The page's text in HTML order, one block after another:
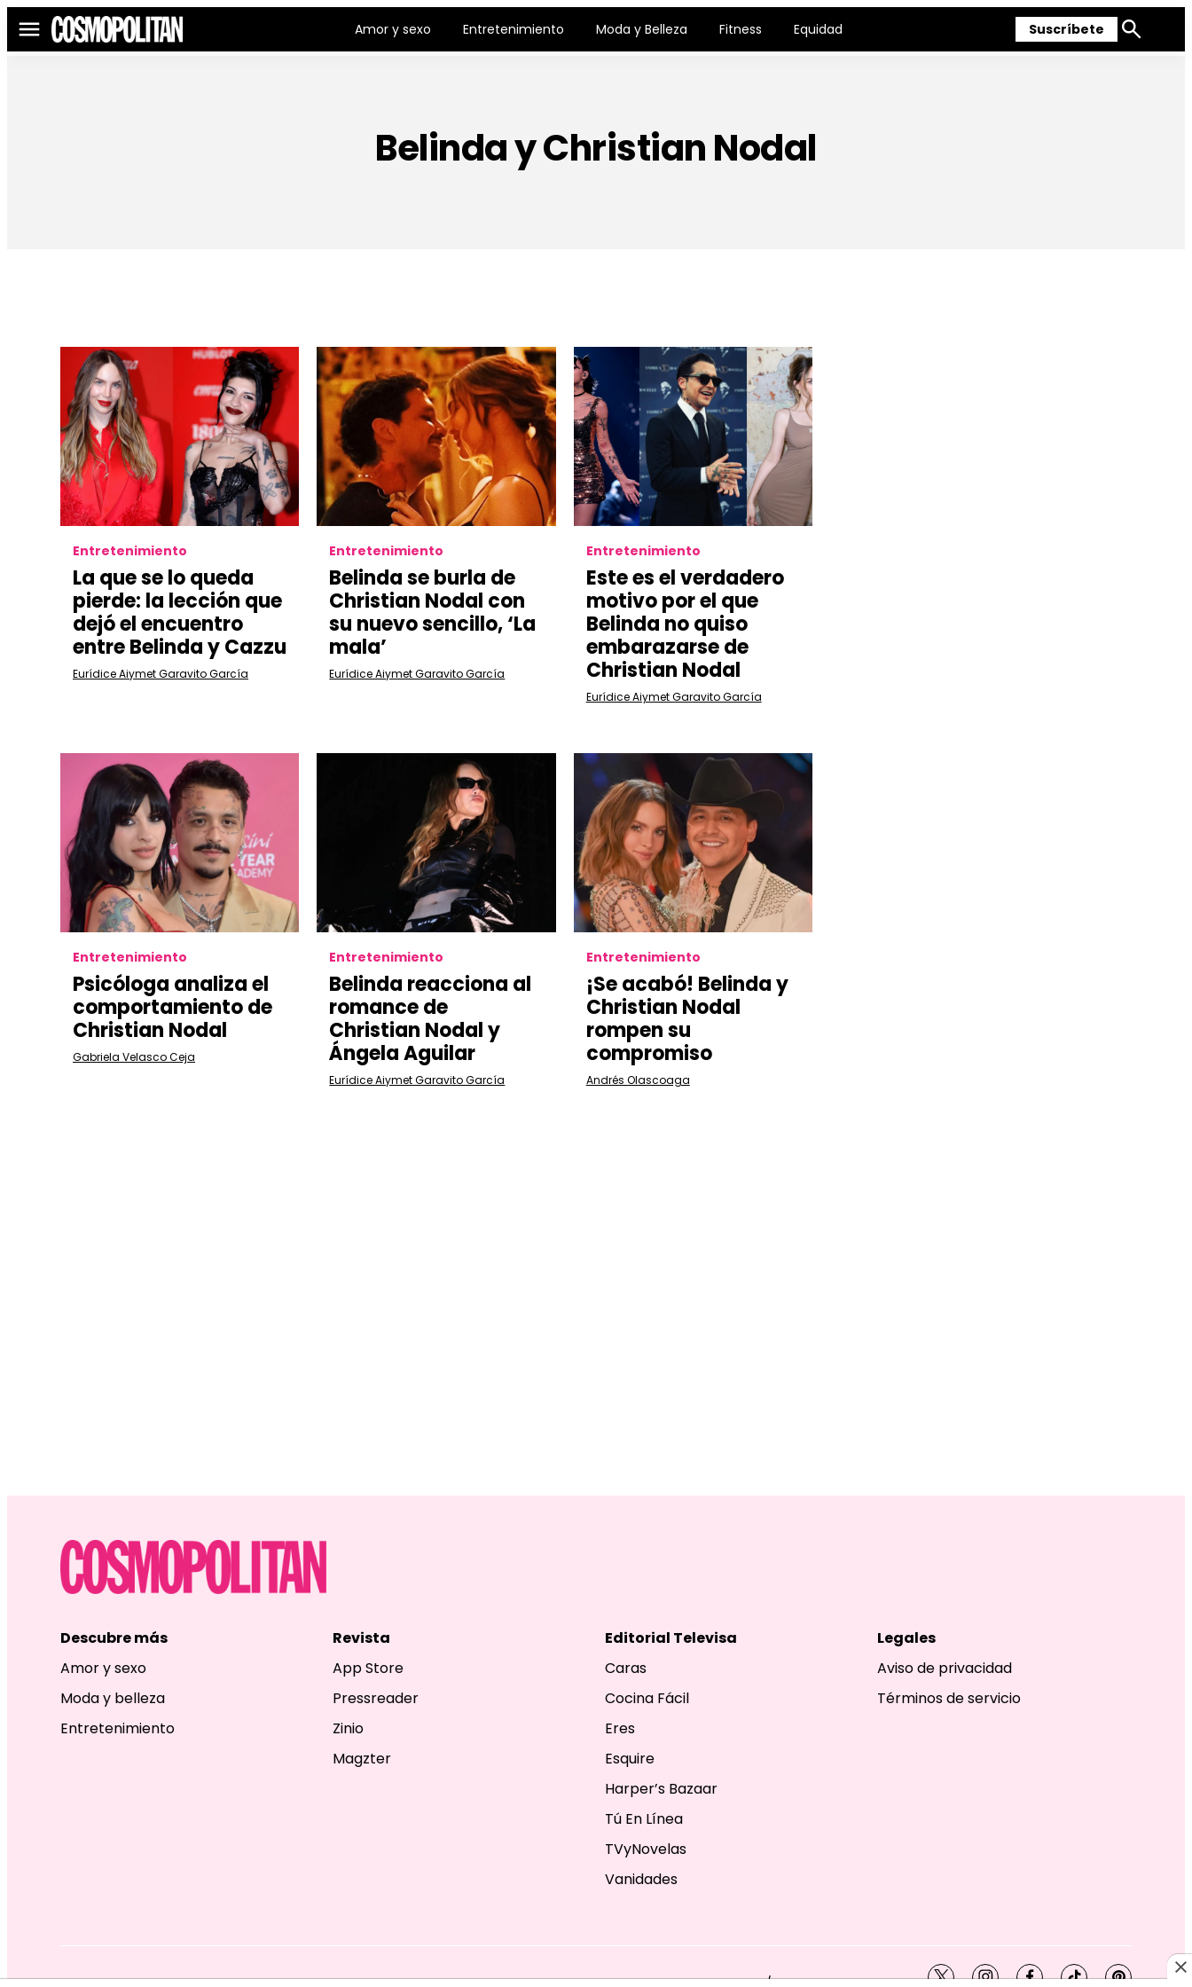
Menú Amor y sexo Entretenimiento Moda y Belleza Fitness Equidad Suscríbete
Mostrar
Belinda y Christian Nodal
Entretenimiento
La que se lo queda
pierde: la lección que
dejó el encuentro
entre Belinda y Cazzu
Eurídice Aiymet Garavito García
Entretenimiento
Belinda se burla de
Christian Nodal con
su nuevo sencillo, ‘La
mala’
Eurídice Aiymet Garavito García
Entretenimiento
Este es el verdadero
motivo por el que
Belinda no quiso
embarazarse de
Christian Nodal
Eurídice Aiymet Garavito García
Entretenimiento
Psicóloga analiza el
comportamiento de
Christian Nodal
Gabriela Velasco Ceja
Entretenimiento
Belinda reacciona al
romance de
Christian Nodal y
Ángela Aguilar
Eurídice Aiymet Garavito García
Entretenimiento
¡Se acabó! Belinda y
Christian Nodal
rompen su
compromiso
Andrés Olascoaga
Descubre más
Amor y sexo
Moda y belleza
Entretenimiento
Revista
App Store
Pressreader
Zinio
Magzter
Editorial Televisa
Caras
Cocina Fácil
Eres
Esquire
Harper’s Bazaar
Tú En Línea
TVyNovelas
Vanidades
Legales
Aviso de privacidad
Términos de servicio
EDITORIAL TELEVISA S.A. DE C.V. TODOS LOS DERECHOS RESERVADOS. TBG - EDITORIAL TELEVISA - LIFESTYLES - BEAUTY / FASHION